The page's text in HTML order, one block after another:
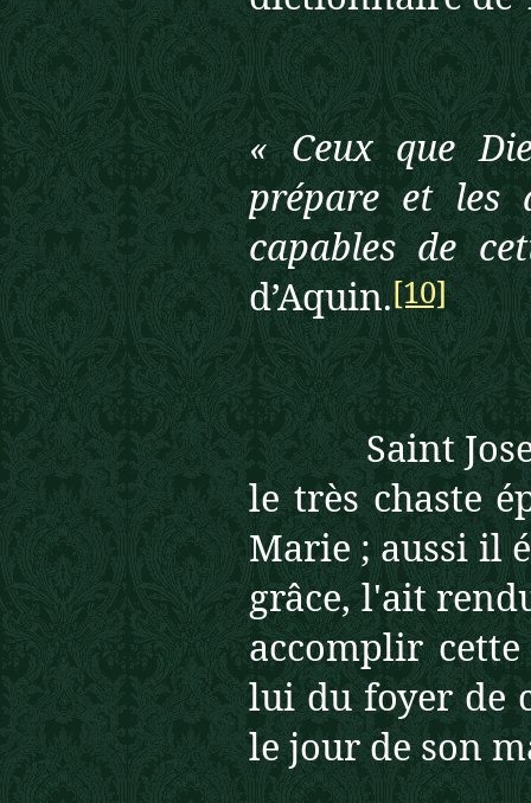
« Ceux que
prépare et les
capables de
d’Aquin.[10]
Saint
le très chaste
Marie ; aussi il
grâce, l'ait
accomplir
lui du foyer de
le jour de son